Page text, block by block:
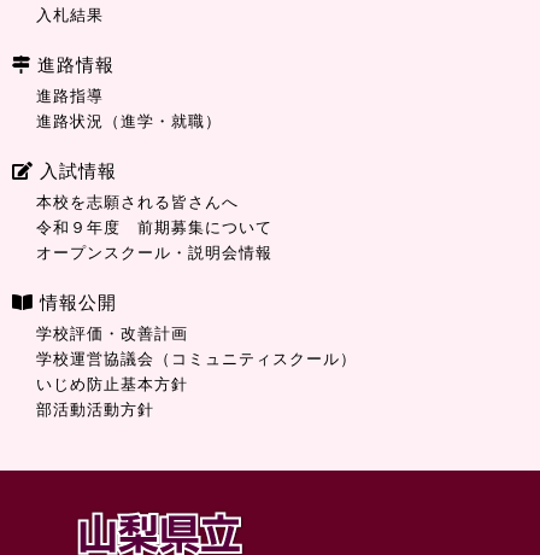
入札結果
進路情報
進路指導
進路状況（進学・就職）
入試情報
本校を志願される皆さんへ
令和９年度 前期募集について
オープンスクール・説明会情報
情報公開
学校評価・改善計画
学校運営協議会（コミュニティスクール）
いじめ防止基本方針
部活動活動方針